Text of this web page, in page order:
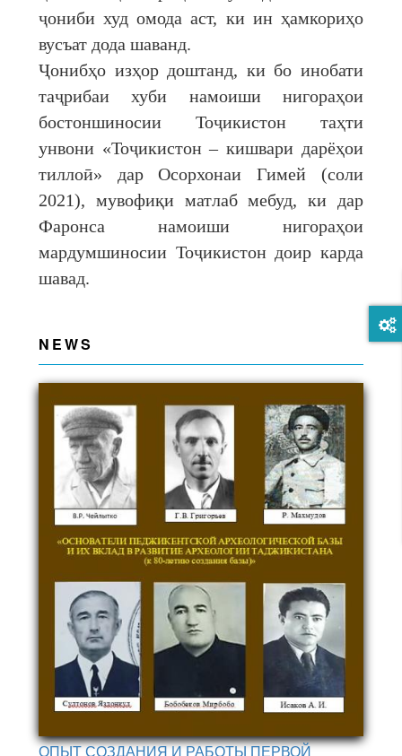
ҷониби худ омода аст, ки ин ҳамкориҳо
вусъат дода шаванд.
Ҷонибҳо изҳор доштанд, ки бо инобати
таҷрибаи хуби намоиши нигораҳои
бостоншиносии Тоҷикистон таҳти
унвони «Тоҷикистон – кишвари дарёҳои
тиллоӣ» дар Осорхонаи Гимей (соли
2021), мувофиқи матлаб мебуд, ки дар
Фаронса намоиши нигораҳои
мардумшиносии Тоҷикистон доир карда
шавад.
NEWS
ОПЫТ СОЗДАНИЯ И РАБОТЫ ПЕРВОЙ